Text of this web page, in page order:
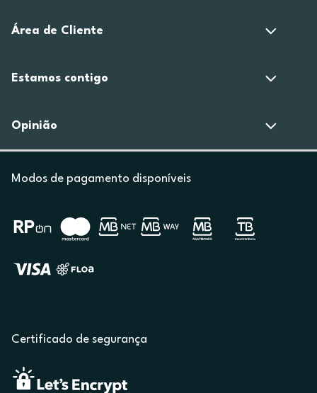
Área de Cliente
Estamos contigo
Opinião
Modos de pagamento disponíveis
Certificado de segurança